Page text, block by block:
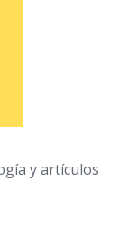
y artículos